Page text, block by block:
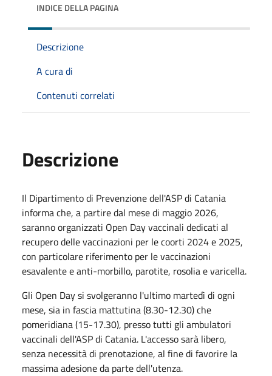
INDICE DELLA PAGINA
Descrizione
A cura di
Contenuti correlati
Descrizione
Il Dipartimento di Prevenzione dell'ASP di Catania
informa che, a partire dal mese di maggio 2026,
saranno organizzati Open Day vaccinali dedicati al
recupero delle vaccinazioni per le coorti 2024 e 2025,
con particolare riferimento per le vaccinazioni
esavalente e anti-morbillo, parotite, rosolia e varicella.
Gli Open Day si svolgeranno l'ultimo martedì di ogni
mese, sia in fascia mattutina (8.30-12.30) che
pomeridiana (15-17.30), presso tutti gli ambulatori
vaccinali dell'ASP di Catania. L'accesso sarà libero,
senza necessità di prenotazione, al fine di favorire la
massima adesione da parte dell'utenza.